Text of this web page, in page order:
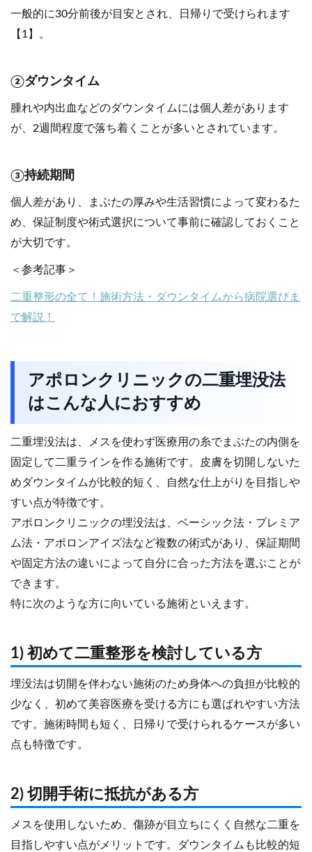
一般的に30分前後が目安とされ、日帰りで受けられます
【1】。
②ダウンタイム
腫れや内出血などのダウンタイムには個人差があります
が、2週間程度で落ち着くことが多いとされています。
③持続期間
個人差があり、まぶたの厚みや生活習慣によって変わるた
め、保証制度や術式選択について事前に確認しておくこと
が大切です。
＜参考記事＞
二重整形の全て！施術方法・ダウンタイムから病院選びま
で解説！
アポロンクリニックの二重埋没法
はこんな人におすすめ
二重埋没法は、メスを使わず医療用の糸でまぶたの内側を
固定して二重ラインを作る施術です。皮膚を切開しないた
めダウンタイムが比較的短く、自然な仕上がりを目指しや
すい点が特徴です。
アポロンクリニックの埋没法は、ベーシック法・プレミア
ム法・アポロンアイズ法など複数の術式があり、保証期間
や固定方法の違いによって自分に合った方法を選ぶことが
できます。
特に次のような方に向いている施術といえます。
1) 初めて二重整形を検討している方
埋没法は切開を伴わない施術のため身体への負担が比較的
少なく、初めて美容医療を受ける方にも選ばれやすい方法
です。施術時間も短く、日帰りで受けられるケースが多い
点も特徴です。
2) 切開手術に抵抗がある方
メスを使用しないため、傷跡が目立ちにくく自然な二重を
目指しやすい点がメリットです。ダウンタイムも比較的短